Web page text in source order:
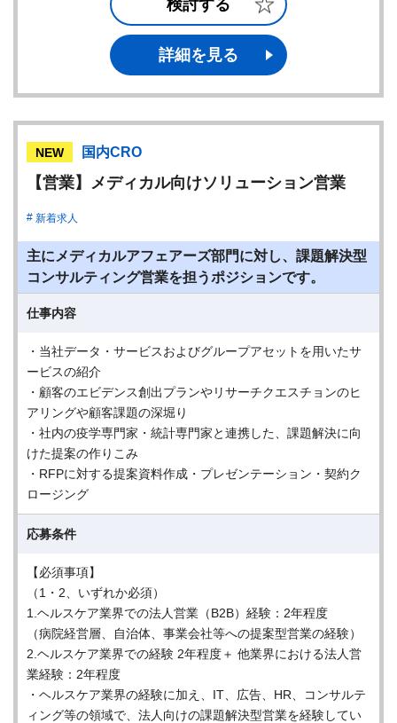
検討する
詳細を見る
NEW 国内CRO
【営業】メディカル向けソリューション営業
新着求人
主にメディカルアフェアーズ部門に対し、課題解決型
コンサルティング営業を担うポジションです。
仕事内容
・当社データ・サービスおよびグループアセットを用いたサ
ービスの紹介
・顧客のエビデンス創出プランやリサーチクエスチョンのヒ
アリングや顧客課題の深堀り
・社内の疫学専門家・統計専門家と連携した、課題解決に向
けた提案の作りこみ
・RFPに対する提案資料作成・プレゼンテーション・契約ク
ロージング
応募条件
【必須事項】
（1・2、いずれか必須）
1.ヘルスケア業界での法人営業（B2B）経験：2年程度
（病院経営層、自治体、事業会社等への提案型営業の経験）
2.ヘルスケア業界での経験 2年程度＋ 他業界における法人営
業経験：2年程度
・ヘルスケア業界の経験に加え、IT、広告、HR、コンサルテ
ィング等の領域で、法人向けの課題解決型営業を経験してい